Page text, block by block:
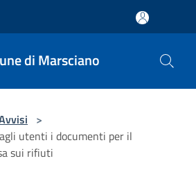
di Marsciano
>
utenti i documenti per il
sui rifiuti